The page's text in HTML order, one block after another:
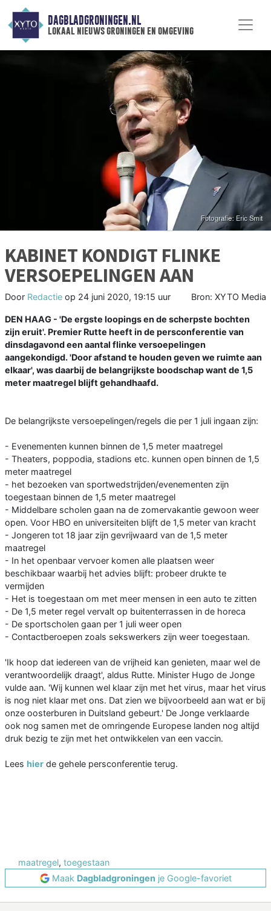
DAGBLADGRONINGEN.NL
lokaal nieuws groningen en omgeving
KABINET KONDIGT FLINKE
VERSOEPELINGEN AAN
Door Redactie op 24 juni 2020, 19:15 uur Bron: XYTO Media
DEN HAAG - 'De ergste loopings en de scherpste bochten
zijn eruit'. Premier Rutte heeft in de persconferentie van
dinsdagavond een aantal flinke versoepelingen
aangekondigd. 'Door afstand te houden geven we ruimte aan
elkaar', was daarbij de belangrijkste boodschap want de 1,5
meter maatregel blijft gehandhaafd.
De belangrijkste versoepelingen/regels die per 1 juli ingaan zijn:
- Evenementen kunnen binnen de 1,5 meter maatregel
- Theaters, poppodia, stadions etc. kunnen open binnen de 1,5
meter maatregel
- het bezoeken van sportwedstrijden/evenementen zijn
toegestaan binnen de 1,5 meter maatregel
- Middelbare scholen gaan na de zomervakantie gewoon weer
open. Voor HBO en universiteiten blijft de 1,5 meter van kracht
- Jongeren tot 18 jaar zijn gevrijwaard van de 1,5 meter
maatregel
- In het openbaar vervoer komen alle plaatsen weer
beschikbaar waarbij het advies blijft: probeer drukte te
vermijden
- Het is toegestaan om met meer mensen in een auto te zitten
- De 1,5 meter regel vervalt op buitenterrassen in de horeca
- De sportscholen gaan per 1 juli weer open
- Contactberoepen zoals sekswerkers zijn weer toegestaan.
'Ik hoop dat iedereen van de vrijheid kan genieten, maar wel de
verantwoordelijk draagt', aldus Rutte. Minister Hugo de Jonge
vulde aan. 'Wij kunnen wel klaar zijn met het virus, maar het virus
is nog niet klaar met ons. Dat zien we bijvoorbeeld aan wat er bij
onze oosterburen in Duitsland gebeurt.' De Jonge verklaarde
ook nog samen met de omringende Europese landen nog altijd
druk bezig te zijn met het ontwikkelen van een vaccin.
Lees hier de gehele persconferentie terug.
maatregel, toegestaan
Maak Dagbladgroningen je Google-favoriet